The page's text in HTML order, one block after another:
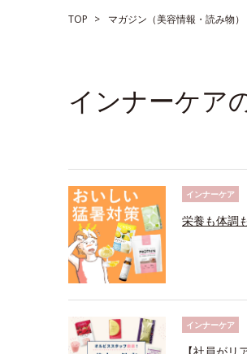
TOP マガジン（美容情報・読み物）
インナーケア
インナーケア
栄養も体調
インナーケア